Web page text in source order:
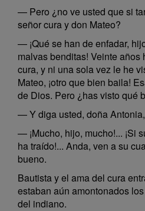
— Pero ¿no ve usted que si
señor cura y don Mateo?
— ¡Qué se han de enfadar,
malvas benditas! Veinte
cura, y ni una sola vez le he
Mateo, ¡otro que bien baila!
de Dios. Pero ¿has visto qué
— Y diga usted, doña
— ¡Mucho, hijo, mucho!... ¡Si
ha traído!... Anda, ven a su
bueno.
Bautista y el ama del cura
estaban aún amontonados
del indiano.